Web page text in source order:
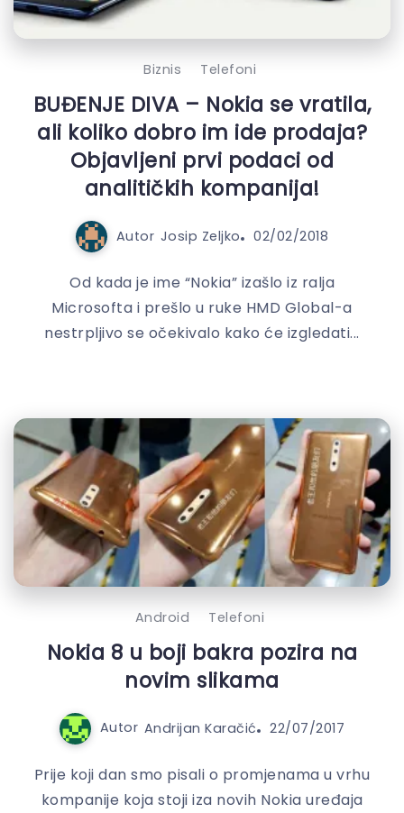
Biznis Telefoni
BUĐENJE DIVA – Nokia se vratila,
ali koliko dobro im ide prodaja?
Objavljeni prvi podaci od
analitičkih kompanija!
Autor Josip Zeljko 02/02/2018
Od kada je ime “Nokia” izašlo iz ralja
Microsofta i prešlo u ruke HMD Global-a
nestrpljivo se očekivalo kako će izgledati...
Android Telefoni
Nokia 8 u boji bakra pozira na
novim slikama
Autor Andrijan Karačić 22/07/2017
Prije koji dan smo pisali o promjenama u vrhu
kompanije koja stoji iza novih Nokia uređaja